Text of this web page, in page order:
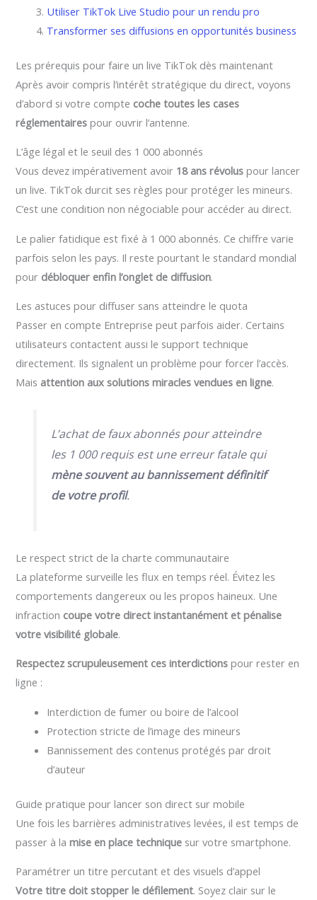
Utiliser TikTok Live Studio pour un rendu pro
Transformer ses diffusions en opportunités business
Les prérequis pour faire un live TikTok dès maintenant
Après avoir compris l’intérêt stratégique du direct, voyons
d’abord si votre compte coche toutes les cases
réglementaires pour ouvrir l’antenne.
L’âge légal et le seuil des 1 000 abonnés
Vous devez impérativement avoir 18 ans révolus pour lancer
un live. TikTok durcit ses règles pour protéger les mineurs.
C’est une condition non négociable pour accéder au direct.
Le palier fatidique est fixé à 1 000 abonnés. Ce chiffre varie
parfois selon les pays. Il reste pourtant le standard mondial
pour débloquer enfin l’onglet de diffusion.
Les astuces pour diffuser sans atteindre le quota
Passer en compte Entreprise peut parfois aider. Certains
utilisateurs contactent aussi le support technique
directement. Ils signalent un problème pour forcer l’accès.
Mais attention aux solutions miracles vendues en ligne.
L’achat de faux abonnés pour atteindre
les 1 000 requis est une erreur fatale qui
mène souvent au bannissement définitif
de votre profil.
Le respect strict de la charte communautaire
La plateforme surveille les flux en temps réel. Évitez les
comportements dangereux ou les propos haineux. Une
infraction coupe votre direct instantanément et pénalise
votre visibilité globale.
Respectez scrupuleusement ces interdictions pour rester en
ligne :
Interdiction de fumer ou boire de l’alcool
Protection stricte de l’image des mineurs
Bannissement des contenus protégés par droit
d’auteur
Guide pratique pour lancer son direct sur mobile
Une fois les barrières administratives levées, il est temps de
passer à lamise en place technique sur votre smartphone.
Paramétrer un titre percutant et des visuels d’appel
Votre titre doit stopper le défilement. Soyez clair sur le